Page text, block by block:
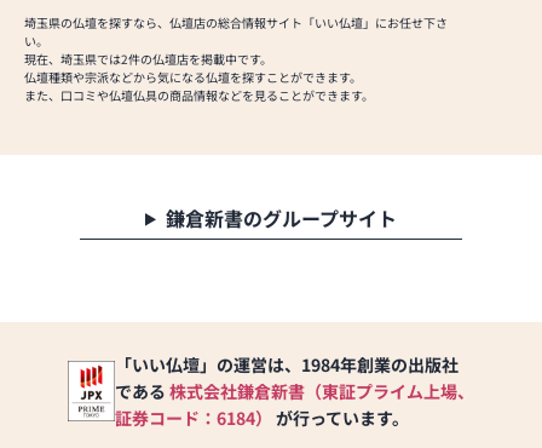
お仏壇のはせがわは、日
ー「カリモク家具」との
協同開発で、現代の住宅
クションがあり、祈る人
と偲ぶ人をつなぐ新しい
≪はせがわ店舗サービス
●仏壇・仏具・お墓・相
続・遺品整理のご相談
●ご来店予約(ページ内
業務：仏壇・仏具、神
具、祭壇の総合卸売販売
埼玉県の仏壇を探すなら、仏壇店の総合情報サイト「いい仏壇」にお任せ下さ
い。
現在、埼玉県では2件の仏壇店を掲載中です。
仏壇種類や宗派などから気になる仏壇を探すことができます。
また、口コミや仏壇仏具の商品情報などを見ることができます。
鎌倉新書のグループサイト
「いい仏壇」の運営は、1984年創業の出版社
である 株式会社鎌倉新書（東証プライム上場、
証券コード：6184） が行っています。